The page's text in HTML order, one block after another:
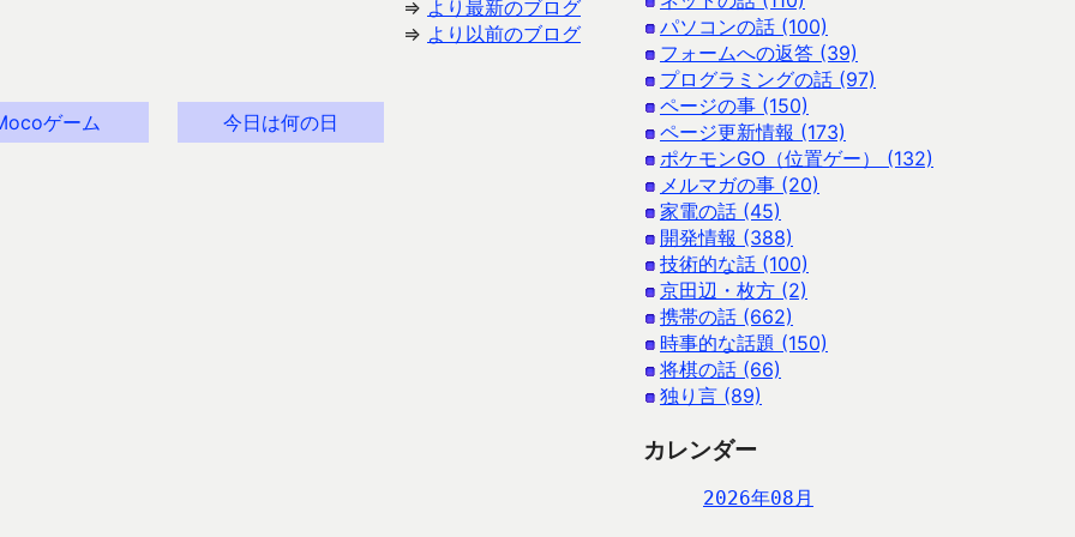
⇒ より最新のブログ
⇒ より以前のブログ
ゲーム 今日は何の日
パソコンの話 (100)
フォームへの返答 (39)
プログラミングの話 (97)
ページの事 (150)
ページ更新情報 (173)
ポケモンGO（位置ゲー） (132)
メルマガの事 (20)
家電の話 (45)
開発情報 (388)
技術的な話 (100)
京田辺・枚方 (2)
携帯の話 (662)
時事的な話題 (150)
将棋の話 (66)
独り言 (89)
カレンダー
2026年08月